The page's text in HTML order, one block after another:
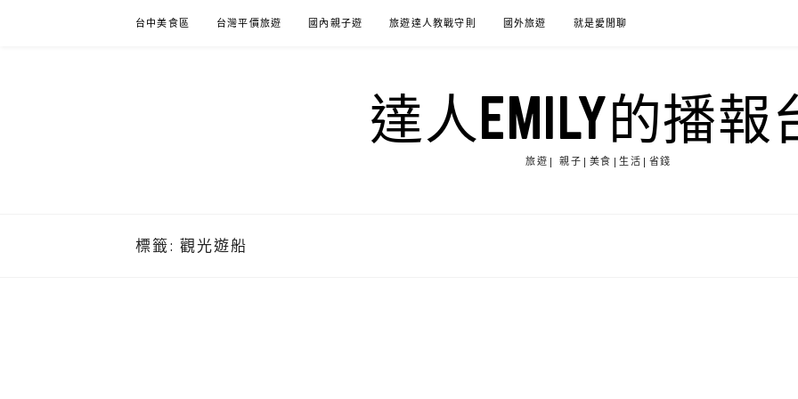
台中美食區 台灣平價旅遊 國內親子遊 旅遊達人教戰守則 國外旅遊 就是愛閒聊
達人EMILY的播報
旅遊| 親子|美食|生活|省錢
標籤: 觀光遊船